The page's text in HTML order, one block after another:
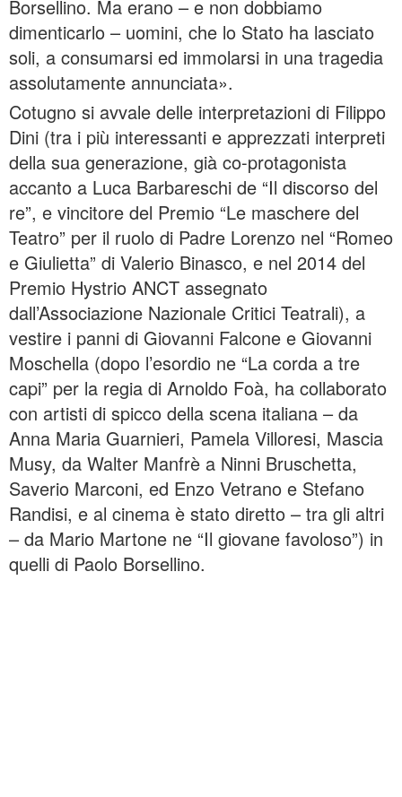
Borsellino. Ma erano – e non dobbiamo
dimenticarlo – uomini, che lo Stato ha lasciato
soli, a consumarsi ed immolarsi in una tragedia
assolutamente annunciata».
Cotugno si avvale delle interpretazioni di Filippo
Dini (tra i più interessanti e apprezzati interpreti
della sua generazione, già co-protagonista
accanto a Luca Barbareschi de “Il discorso del
re”, e vincitore del Premio “Le maschere del
Teatro” per il ruolo di Padre Lorenzo nel “Romeo
e Giulietta” di Valerio Binasco, e nel 2014 del
Premio Hystrio ANCT assegnato
dall’Associazione Nazionale Critici Teatrali), a
vestire i panni di Giovanni Falcone e Giovanni
Moschella (dopo l’esordio ne “La corda a tre
capi” per la regia di Arnoldo Foà, ha collaborato
con artisti di spicco della scena italiana – da
Anna Maria Guarnieri, Pamela Villoresi, Mascia
Musy, da Walter Manfrè a Ninni Bruschetta,
Saverio Marconi, ed Enzo Vetrano e Stefano
Randisi, e al cinema è stato diretto – tra gli altri
– da Mario Martone ne “Il giovane favoloso”) in
quelli di Paolo Borsellino.